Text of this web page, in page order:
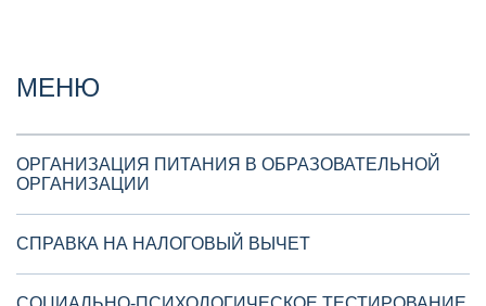
МЕНЮ
ОРГАНИЗАЦИЯ ПИТАНИЯ В ОБРАЗОВАТЕЛЬНОЙ
ОРГАНИЗАЦИИ
СПРАВКА НА НАЛОГОВЫЙ ВЫЧЕТ